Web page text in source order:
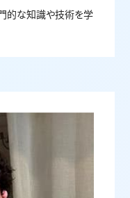
的な知識や技術を学